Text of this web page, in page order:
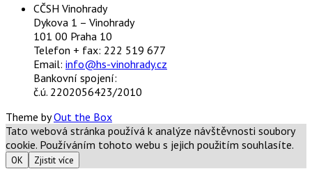
CČSH Vinohrady
Dykova 1 – Vinohrady
101 00 Praha 10
Telefon + fax: 222 519 677
Email: info@hs-vinohrady.cz
Bankovní spojení:
č.ú. 2202056423/2010
Theme byOut the Box
Tato webová stránka používá k analýze návštěvnosti soubory
cookie. Používáním tohoto webu s jejich použitím souhlasíte.
OK Zjistit více